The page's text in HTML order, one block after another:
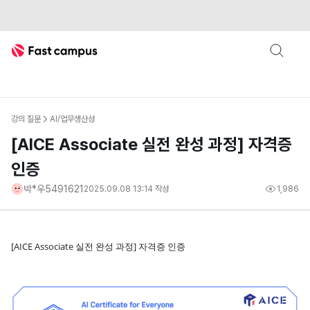
Fast Campus
강의 질문 AI/업무생산성
[AICE Associate 실전 완성 과정] 자격증
인증
박*우5491621 2025.09.08 13:14 작성 1,986
[AICE Associate 실전 완성 과정] 자격증 인증